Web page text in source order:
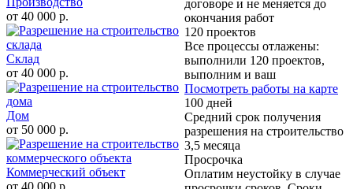
от 40 000 р.
Склад
от 40 000 р.
Дом
от 50 000 р.
Коммерческий объект
договоре и не меняется до
окончания работ
120 проектов
Все процессы отлажены:
выполнили 120 проектов,
выполним и ваш
Посмотреть работы на карте
100 дней
Средний срок получения
разрешения на строительство
3,5 месяца
Просрочка
Оплатим неустойку в случае